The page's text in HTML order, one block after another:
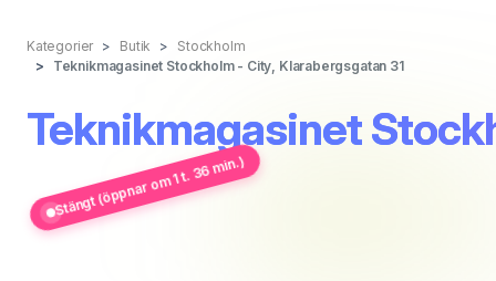
Kategorier Butik
Stockholm
Teknikmagasinet Stockholm - City, Klarabergsgatan 31
Teknikmagasinet
Stängt (öppnar om 1 t. 36 min.)